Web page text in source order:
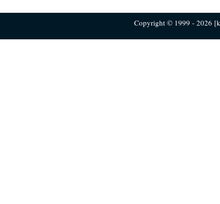
Copyright © 1999 - 2026